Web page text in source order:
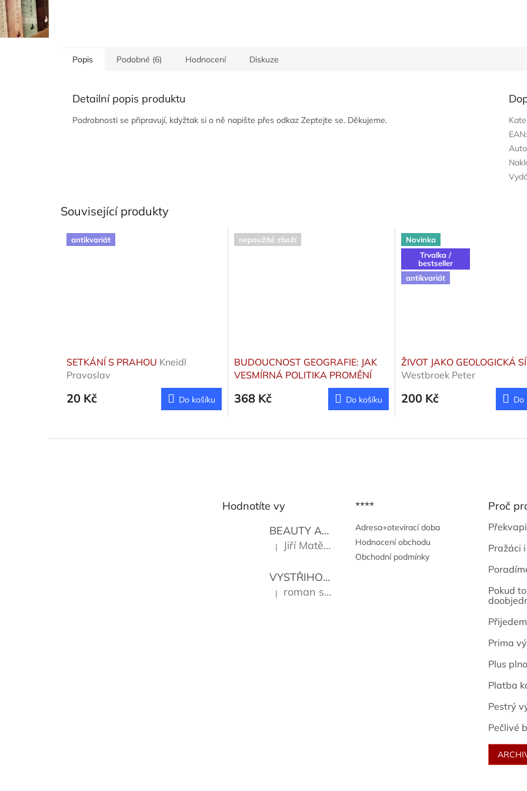
Popis Podobné (6) Hodnocení Diskuze
Detailní popis produktu
Podrobnosti se připravují, kdyžtak si o ně napište přes odkaz Zeptejte se. Děkujeme.
EAN:
Související produkty
antikvariát
SETKÁNÍ S PRAHOU Kneidl
Pravoslav
20 Kč Do košíku
nepoužité zboží
BUDOUCNOST GEOGRAFIE: JAK
VESMÍRNÁ POLITIKA PROMĚNÍ
Marshall Tim
368 Kč Do košíku
Novinka
Trvalka /
bestseller
antikvariát
ŽIVOT JAKO GEOLOGICKÁ
Westbroek Peter
200 Kč Do
Hodnotíte vy
BEAUTY AND THE BEAT
Go Go's
Hodnocení produktu je 5 z 5 hvězdiček.
| Jiří Matějů
VYSTŘIHOVÁNKY - PRAŽSKÉ PAMÁTKY Kropáček
Hodnocení produktu je 5 z 5 hvězdiček.
| roman sekanina
****
Adresa+otevírací doba
Hodnocení obchodu
Obchodní podmínky
Proč
Pražáci
Pokud
Prima
Plus
Platba
Pestrý
Pečlivé